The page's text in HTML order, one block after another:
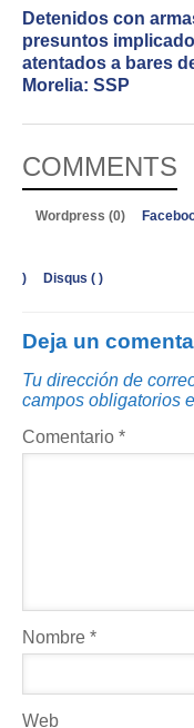
Detenidos con
presuntos
atentados a bares
Morelia: SSP
COMMENTS
Wordpress (0)
) Disqus ( )
Deja un
Tu dirección de
campos obligatorios
Comentario *
Nombre *
Web